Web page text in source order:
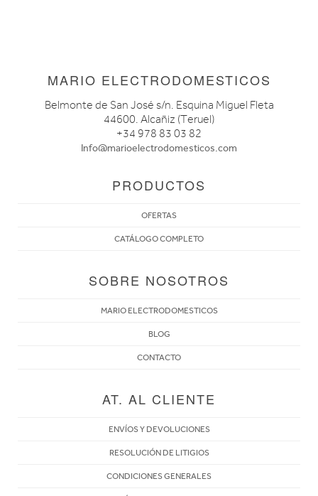
MARIO ELECTRODOMESTICOS
Belmonte de San José s/n. Esquina Miguel Fleta
44600. Alcañiz (Teruel)
+34 978 83 03 82
Info@marioelectrodomesticos.com
PRODUCTOS
OFERTAS
CATÁLOGO COMPLETO
SOBRE NOSOTROS
MARIO ELECTRODOMESTICOS
BLOG
CONTACTO
AT. AL CLIENTE
ENVÍOS Y DEVOLUCIONES
RESOLUCIÓN DE LITIGIOS
CONDICIONES GENERALES